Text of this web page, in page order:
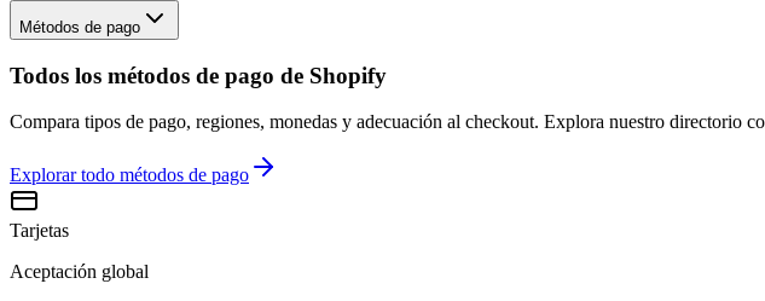
Métodos de pago
Todos los métodos de pago de Shopify
Compara tipos de pago, regiones, monedas y adecuación al checkout. Explora nuestro directorio
Explorar todo métodos de pago
Tarjetas
Aceptación global